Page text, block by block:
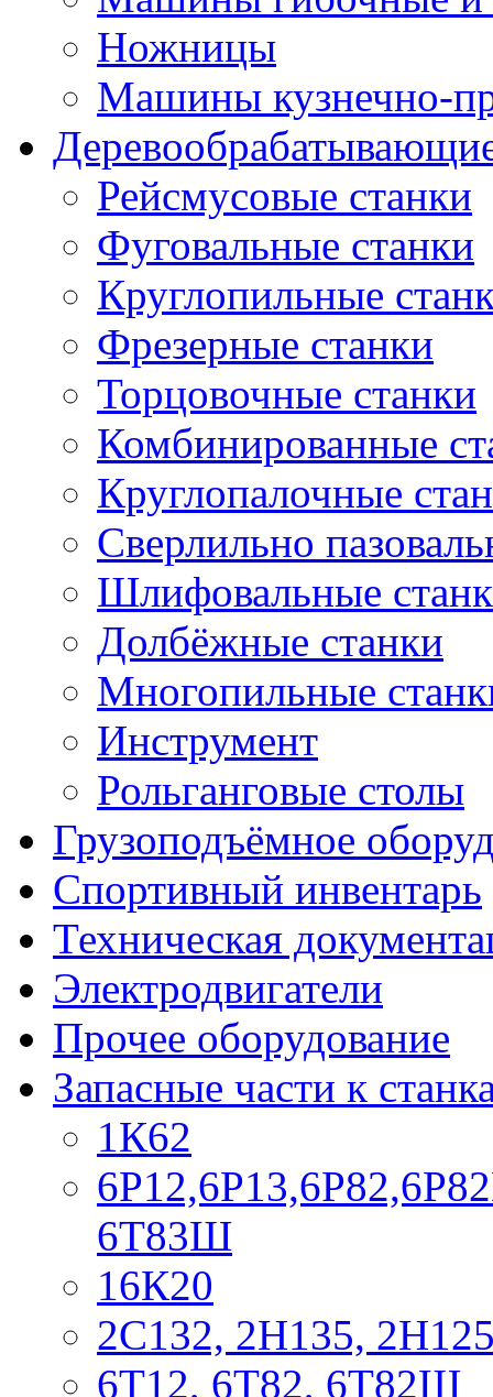
Ножницы
Машины кузнечно-
Рейсмусовые станки
Фуговальные станки
Круглопильные
Фрезерные станки
Торцовочные станки
Комбинированные
Круглопалочные
Сверлильно
Шлифовальные
Долбёжные станки
Многопильные
Инструмент
Рольганговые столы
Грузоподъёмное
Спортивный инвентарь
Техническая
Электродвигатели
Прочее оборудование
Запасные части к
1К62
6Т83Ш
16К20
2С132, 2Н135,
6Т12, 6Т82, 6Т82Ш